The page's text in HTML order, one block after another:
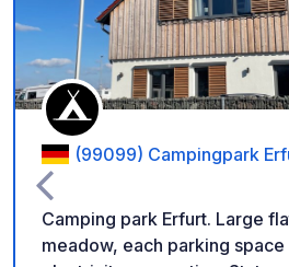
(99099) Campingpark
Camping park Erfurt. Large
meadow, each parking space